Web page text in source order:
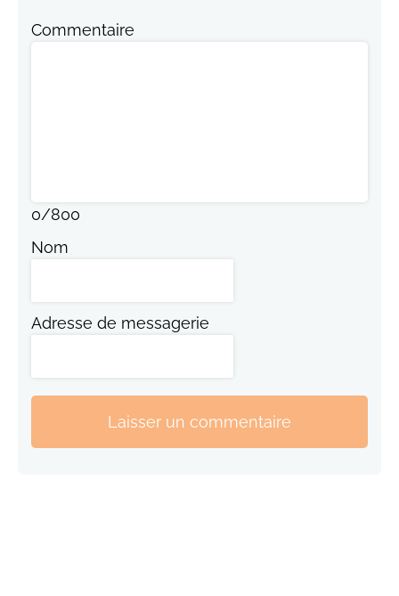
Commentaire
0/800
Nom
Adresse de messagerie
Laisser un commentaire